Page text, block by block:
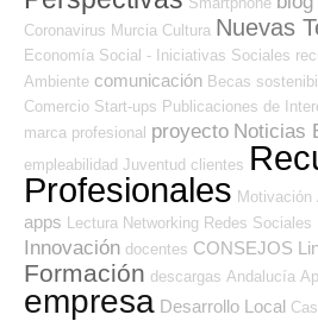
Coronavirus Murcia Cultura Nuevas
Economía Social - Iniciativas Sociales
Ambiente comunicación Becas
Comercio Start-ups Publicaciones de
marca profesional proyecto Noticias
empleabilidad Juventud clientes
Profesionales Motivación
apps Lectura Networking Redes Sociales
Innovación docentes CONSEJOS
Formación descargas Andalucía
empresa Desarrollo Local